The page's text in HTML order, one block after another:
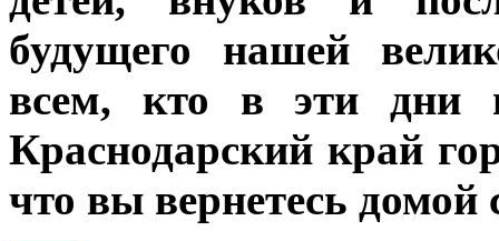
будущего нашей
всем, кто в эти дни
Краснодарский край
что вы вернетесь домой